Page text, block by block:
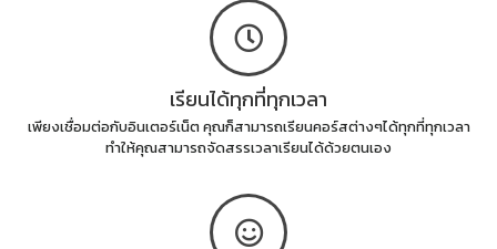
เรียนได้ทุกที่ทุกเวลา
เพียงเชื่อมต่อกับอินเตอร์เน็ต คุณก็สามารถเรียนคอร์สต่างๆได้ทุกที่ทุกเวลา
ทำให้คุณสามารถจัดสรรเวลาเรียนได้ด้วยตนเอง